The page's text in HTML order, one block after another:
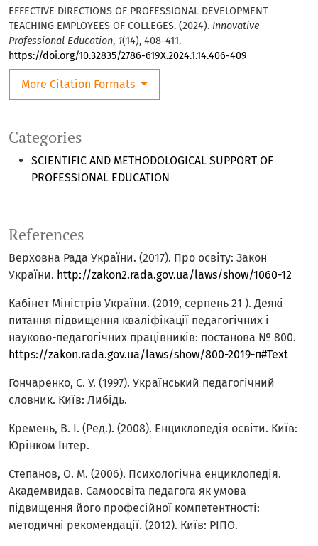
Categories
SCIENTIFIC AND METHODOLOGICAL SUPPORT OF
PROFESSIONAL EDUCATION
EFFECTIVE DIRECTIONS OF PROFESSIONAL DEVELOPMENT
TEACHING EMPLOYEES OF COLLEGES. (2024). Innovative
Professional Education, 1(14), 408-411.
https://doi.org/10.32835/2786-619X.2024.1.14.406-409
More Citation Formats
References
Верховна Рада України. (2017). Про освіту: Закон
України. http://zakon2.rada.gov.ua/laws/show/1060-12
Кабінет Міністрів України. (2019, серпень 21 ). Деякі
питання підвищення кваліфікації педагогічних і
науково-педагогічних працівників: постанова № 800.
https://zakon.rada.gov.ua/laws/show/800-2019-п#Text
Гончаренко, С. У. (1997). Український педагогічний
словник. Київ: Либідь.
Кремень, В. І. (Ред.). (2008). Енциклопедія освіти. Київ:
Юрінком Інтер.
Степанов, О. М. (2006). Психологічна енциклопедія.
Академвидав. Самоосвіта педагога як умова
підвищення його професійної компетентності:
методичні рекомендації. (2012). Київ: РІПО.